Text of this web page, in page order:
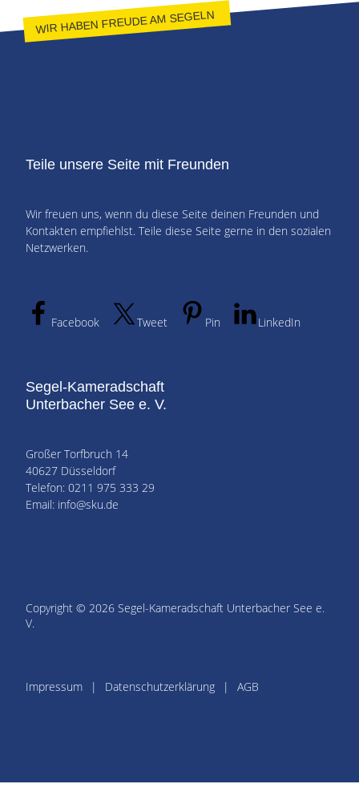
WIR HABEN FREUDE AM SEGELN
Teile unsere Seite mit Freunden
Wir freuen uns, wenn du diese Seite deinen Freunden und
Kontakten empfiehlst. Teile diese Seite gerne in den sozialen
Netzwerken.
Facebook Tweet Pin LinkedIn
Segel-Kameradschaft
Unterbacher See e. V.
Großer Torfbruch 14
40627 Düsseldorf
Telefon: 0211 975 333 29
Email: info@sku.de
Copyright © 2026 Segel-Kameradschaft Unterbacher See e.
V.
Impressum Datenschutzerklärung AGB